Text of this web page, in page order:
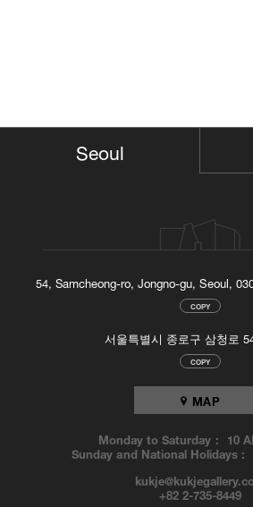
아는 그림에 “바니 힐의 아들?(Son of
가지 색을 함께 사용하여 눈이 하나밖에 없
는데, 짐작하다시피 이는 바스키아가 가장 좋
헤드 가발(Skin Head Wig)’이란 문구도 적혀
는 거친 스케치로 니켈 동전이 ‘5센트(Five
번도 쓰인 적이 없고 자유라는 개념은 상대적
적하고자 한 것이다.
지시하는 단어들과 이미지들을 자신의 그림
간의 평등에 대한 바스키아의 깊은 관심과 흑
다. 바스키아는 수많은 스타일, 테크닉 그리
시에 물질적 존재감을 넘어서는 생명력과 에
득하지만 그 이면을 들여다보면 사회에 대한
Seoul
54, Samcheong-ro, Jongno-gu, Seoul,
COPY
서울특별시 종로구 삼청로
COPY
MAP
Monday to Saturday : 10
Sunday and National Holidays :
+82 2-735-8449